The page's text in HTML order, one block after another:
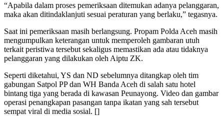
“Apabila dalam proses pemeriksaan ditemukan adanya pelanggaran,
maka akan ditindaklanjuti sesuai peraturan yang berlaku,” tegasnya.
Saat ini pemeriksaan masih berlangsung. Propam Polda Aceh masih
mengumpulkan keterangan untuk memperoleh gambaran utuh
terkait peristiwa tersebut sekaligus memastikan ada atau tidaknya
pelanggaran yang dilakukan oleh Aiptu ZK.
Seperti diketahui, YS dan ND sebelumnya ditangkap oleh tim
gabungan Satpol PP dan WH Banda Aceh di salah satu hotel
bintang tiga yang berada di kawasan Peunayong. Video dan gambar
operasi penangkapan pasangan tanpa ikatan yang sah tersebut
sempat viral di media sosial. []